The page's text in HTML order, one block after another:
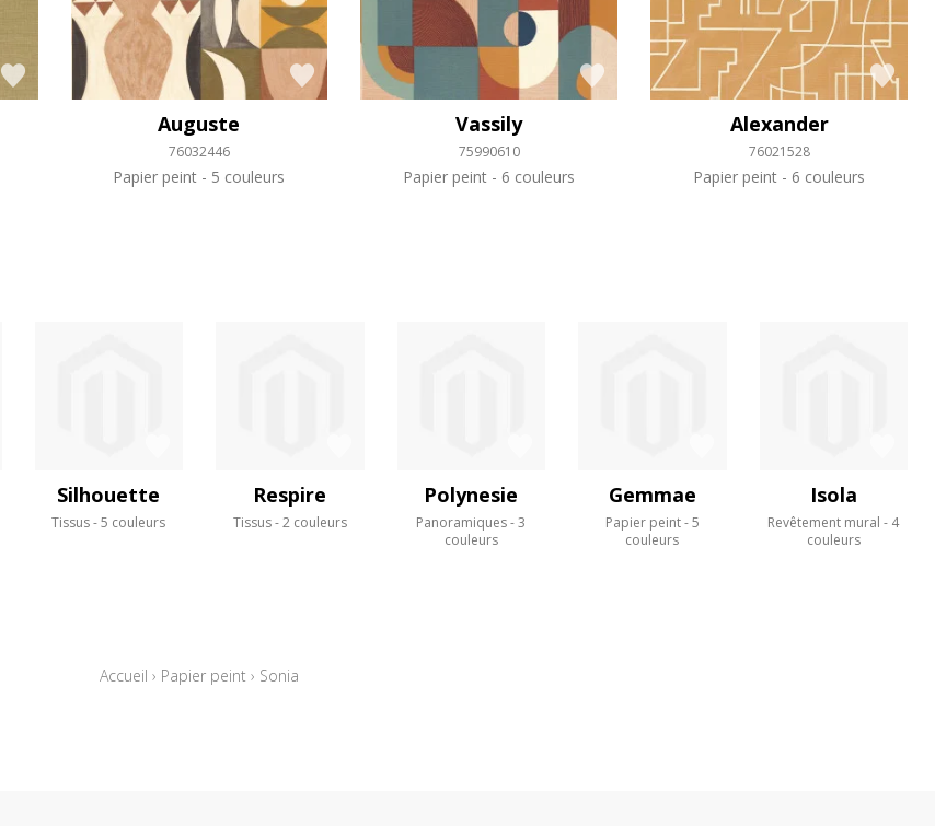
Auguste
76032446
Papier peint 5 couleurs
Vassily
75990610
Papier peint 6 couleurs
Alexander
76021528
Papier peint 6 couleurs
Silhouette
Tissus 5 couleurs
Respire
Tissus 2 couleurs
Polynesie
Panoramiques
3
couleurs
Gemmae
Papier peint
5
couleurs
Isola
Revêtement mural
4
couleurs
Accueil › Papier peint › Sonia